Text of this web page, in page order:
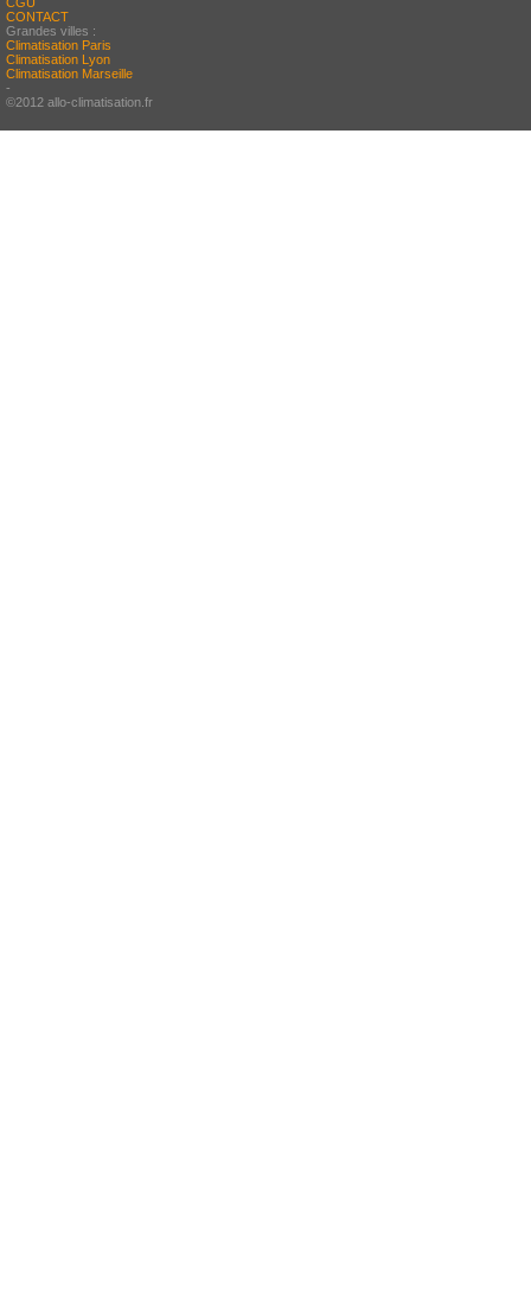
CONTACT
Grandes villes :
Climatisation Paris
Climatisation Lyon
Climatisation Marseille
-
©2012 allo-climatisation.fr